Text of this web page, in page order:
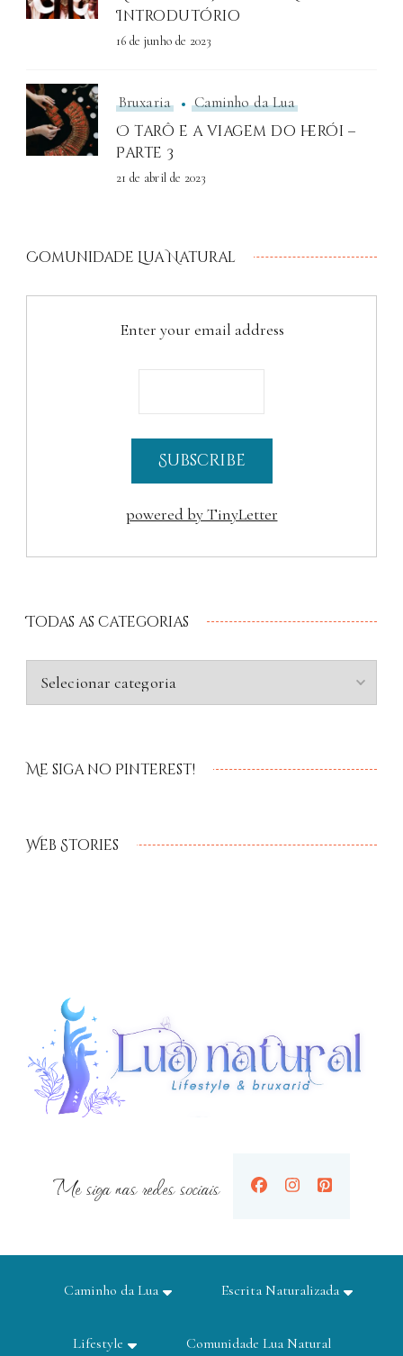
Introdutório
16 de junho de 2023
Bruxaria Caminho da Lua
O tarô e a viagem do herói –
Parte 3
21 de abril de 2023
Comunidade Lua Natural
Enter your email address
powered by TinyLetter
Todas as categorias
Me siga no Pinterest!
Web Stories
Me siga nas redes sociais
Caminho da Lua Escrita Naturalizada
Lifestyle Comunidade Lua Natural